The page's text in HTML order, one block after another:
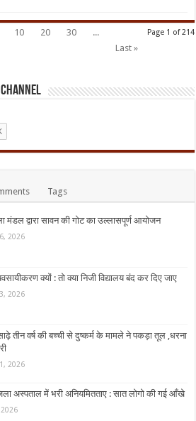
Page 1 of 214
10 20 30
...
Last »
Tags
मंडल द्वारा सावन की गोट का उल्लासपूर्ण आयोजन
2026
क्यों : तो क्या निजी विद्यालय बंद कर दिए जाए
2026
तीन वर्ष की बच्ची से दुष्कर्म के मामले ने पकड़ा तूल ,धरना
2026
अस्पताल में भरी अनियमितताए : सात लोगो की गई आँखे
2026